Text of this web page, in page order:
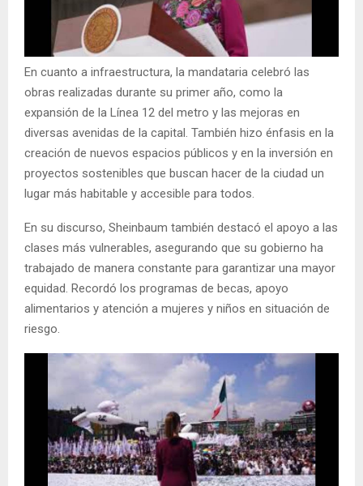
En cuanto a infraestructura, la mandataria celebró las
obras realizadas durante su primer año, como la
expansión de la Línea 12 del metro y las mejoras en
diversas avenidas de la capital. También hizo énfasis en la
creación de nuevos espacios públicos y en la inversión en
proyectos sostenibles que buscan hacer de la ciudad un
lugar más habitable y accesible para todos.
En su discurso, Sheinbaum también destacó el apoyo a las
clases más vulnerables, asegurando que su gobierno ha
trabajado de manera constante para garantizar una mayor
equidad. Recordó los programas de becas, apoyo
alimentarios y atención a mujeres y niños en situación de
riesgo.